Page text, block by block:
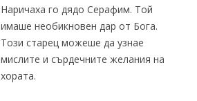
Наричаха го дядо Серафим. Той
имаше необикновен дар от Бога.
Този старец можеше да узнае
мислите и сърдечните желания на
хората.